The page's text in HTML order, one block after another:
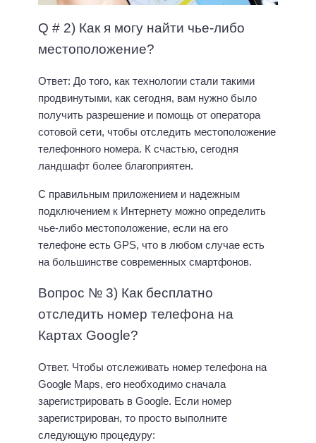
Q # 2) Как я могу найти чье-либо
местоположение?
Ответ: До того, как технологии стали такими
продвинутыми, как сегодня, вам нужно было
получить разрешение и помощь от оператора
сотовой сети, чтобы отследить местоположение
телефонного номера. К счастью, сегодня
ландшафт более благоприятен.
С правильным приложением и надежным
подключением к Интернету можно определить
чье-либо местоположение, если на его
телефоне есть GPS, что в любом случае есть
на большинстве современных смартфонов.
Вопрос № 3) Как бесплатно
отследить номер телефона на
Картах Google?
Ответ. Чтобы отслеживать номер телефона на
Google Maps, его необходимо сначала
зарегистрировать в Google. Если номер
зарегистрирован, то просто выполните
следующую процедуру: